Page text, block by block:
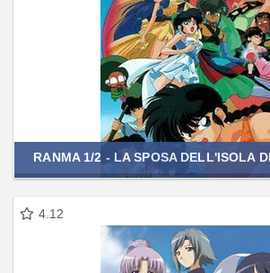
RANMA 1/2 - LA SPOSA DELL'ISOLA
4.12